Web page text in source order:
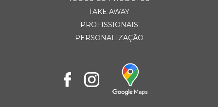
TAKE AWAY
PROFISSIONAIS
PERSONALIZAÇÃO